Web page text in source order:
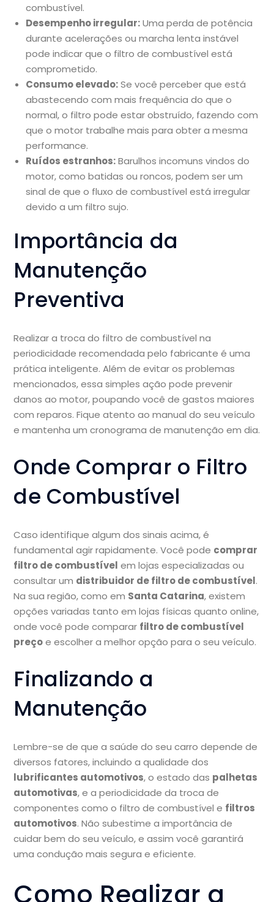
combustível.
Desempenho irregular:Uma perda de potência
durante acelerações ou marcha lenta instável
pode indicar que o filtro de combustível está
comprometido.
Consumo elevado:Se você perceber que está
abastecendo com mais frequência do que o
normal, o filtro pode estar obstruído, fazendo com
que o motor trabalhe mais para obter a mesma
performance.
Ruídos estranhos:Barulhos incomuns vindos do
motor, como batidas ou roncos, podem ser um
sinal de que o fluxo de combustível está irregular
devido a um filtro sujo.
Importância da
Manutenção
Preventiva
Realizar a troca do filtro de combustível na
periodicidade recomendada pelo fabricante é uma
prática inteligente. Além de evitar os problemas
mencionados, essa simples ação pode prevenir
danos ao motor, poupando você de gastos maiores
com reparos. Fique atento ao manual do seu veículo
e mantenha um cronograma de manutenção em dia.
Onde Comprar o Filtro
de Combustível
Caso identifique algum dos sinais acima, é
fundamental agir rapidamente. Você pode comprar
filtro de combustível em lojas especializadas ou
consultar um distribuidor de filtro de combustível.
Na sua região, como em Santa Catarina, existem
opções variadas tanto em lojas físicas quanto online,
onde você pode comparar filtro de combustível
preçoe escolher a melhor opção para o seu veículo.
Finalizando a
Manutenção
Lembre-se de que a saúde do seu carro depende de
diversos fatores, incluindo a qualidade dos
lubrificantes automotivos, o estado das palhetas
automotivas, e a periodicidade da troca de
componentes como o filtro de combustível e filtros
automotivos. Não subestime a importância de
cuidar bem do seu veículo, e assim você garantirá
uma condução mais segura e eficiente.
Como Realizar a